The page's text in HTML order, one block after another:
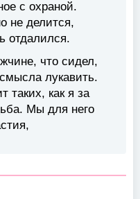
с охраной.
не делится,
отдалился.
что сидел,
лукавить.
таких, как я за
Мы для него